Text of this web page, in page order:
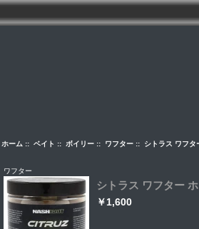
ホーム :: ベイト :: ボイリー:: ワフター:: シトラス ワフタ
ワフター
シトラス ワフター
￥1,600